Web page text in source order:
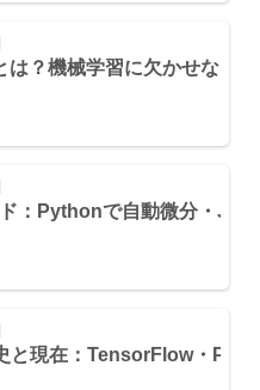
？機械学習に欠かせない
：Pythonで自動微分・JIT
と現在：TensorFlow・